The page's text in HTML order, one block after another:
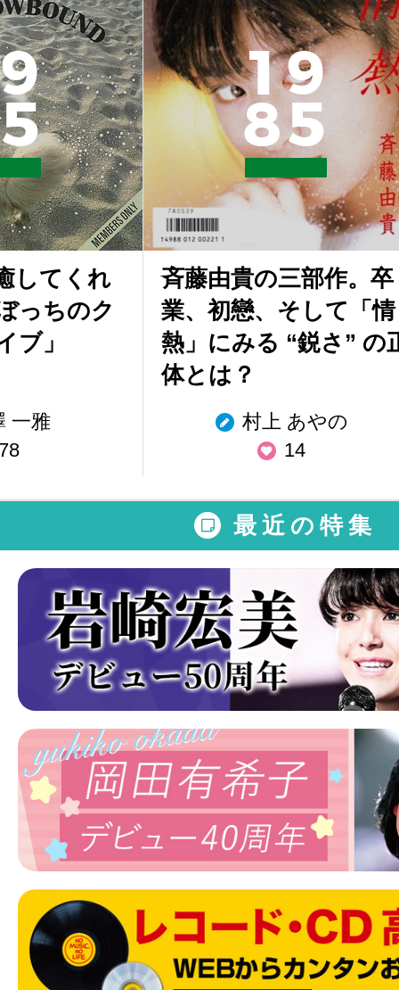
9
5
してくれ
っちのク
ブ」
一雅
19
85
斉藤由貴の三部作。卒
業、初戀、そして「情
熱」にみる “鋭さ” の
体とは？
村上 あやの
14
最近の特集